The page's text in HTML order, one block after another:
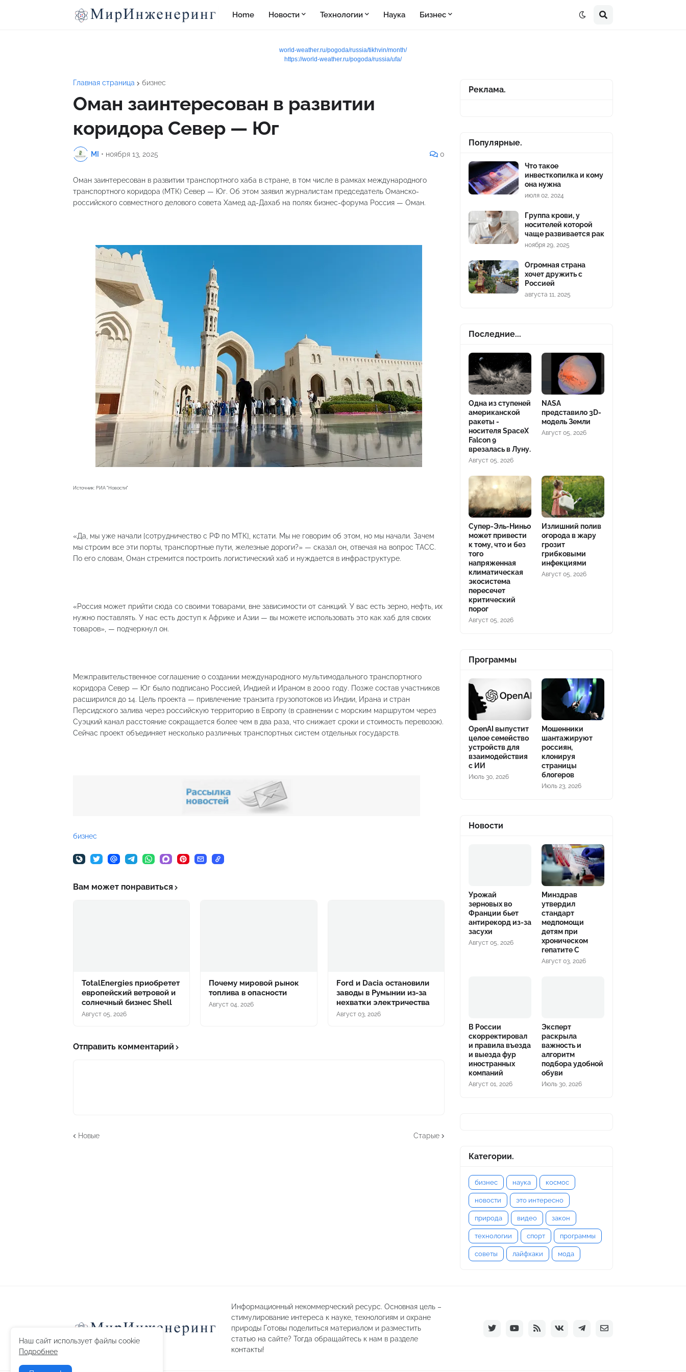
Home Новости Технологии Наука Бизнес
world-weather.ru/pogoda/russia/tikhvin/month/
https://world-weather.ru/pogoda/russia/ufa/
Главная страница бизнес
Оман заинтересован в развитии
коридора Север — Юг
MI • ноября 13, 2025 0
Оман заинтересован в развитии транспортного хаба в стране, в том числе в рамках международного
транспортного коридора (МТК) Север — Юг. Об этом заявил журналистам председатель Оманско-
российского совместного делового совета Хамед ад-Дахаб на полях бизнес-форума Россия — Оман.
Источник: РИА "Новости"
«Да, мы уже начали [сотрудничество с РФ по МТК], кстати. Мы не говорим об этом, но мы начали. Зачем
мы строим все эти порты, транспортные пути, железные дороги?» — сказал он, отвечая на вопрос ТАСС.
По его словам, Оман стремится построить логистический хаб и нуждается в инфраструктуре.
«Россия может прийти сюда со своими товарами, вне зависимости от санкций. У вас есть зерно, нефть, их
нужно поставлять. У нас есть доступ к Африке и Азии — вы можете использовать это как хаб для своих
товаров», — подчеркнул он.
Межправительственное соглашение о создании международного мультимодального транспортного
коридора Север — Юг было подписано Россией, Индией и Ираном в 2000 году. Позже состав участников
расширился до 14. Цель проекта — привлечение транзита грузопотоков из Индии, Ирана и стран
Персидского залива через российскую территорию в Европу (в сравнении с морским маршрутом через
Суэцкий канал расстояние сокращается более чем в два раза, что снижает сроки и стоимость перевозок).
Сейчас проект объединяет несколько различных транспортных систем отдельных государств.
бизнес
Вам может понравиться
TotalEnergies приобретет
европейский ветровой и
солнечный бизнес Shell
Август 05, 2026
Почему мировой рынок
топлива в опасности
Август 04, 2026
Ford и Dacia остановили
заводы в Румынии из-за
нехватки электричества
Август 03, 2026
Отправить комментарий
Новые Старые
Реклама.
Популярные.
Что такое
инвесткопилка и кому
она нужна
июля 02, 2024
Группа крови, у
носителей которой
чаще развивается рак
ноября 29, 2025
Огромная страна
хочет дружить с
Россией
августа 11, 2025
Последние...
Одна из ступеней
американской
ракеты -
носителя SpaceX
Falcon 9
врезалась в Луну.
Август 05, 2026
NASA
представило 3D-
модель Земли
Август 05, 2026
Супер-Эль-Ниньо
может привести
к тому, что и без
того
напряженная
климатическая
экосистема
пересечет
критический
порог
Август 05, 2026
Излишний полив
огорода в жару
грозит
грибковыми
инфекциями
Август 05, 2026
Программы
OpenAI выпустит
целое семейство
устройств для
взаимодействия
с ИИ
Июль 30, 2026
Мошенники
шантажируют
россиян,
клонируя
страницы
блогеров
Июль 23, 2026
Новости
Урожай
зерновых во
Франции бьет
антирекорд из-за
засухи
Август 05, 2026
Минздрав
утвердил
стандарт
медпомощи
детям при
хроническом
гепатите С
Август 03, 2026
В России
скорректировал
и правила въезда
и выезда фур
иностранных
компаний
Август 01, 2026
Эксперт
раскрыла
важность и
алгоритм
подбора удобной
обуви
Июль 30, 2026
Категории.
бизнес наука космос
новости это интересно
природа видео закон
технологии спорт программы
советы лайфхаки мода
Информационный некоммерческий ресурс. Основная цель –
стимулирование интереса к науке, технологиям и охране
природы Готовы поделиться материалом и разместить
статью на сайте? Тогда обращайтесь к нам в разделе
контакты!
Наш сайт использует файлы cookie
Подробнее